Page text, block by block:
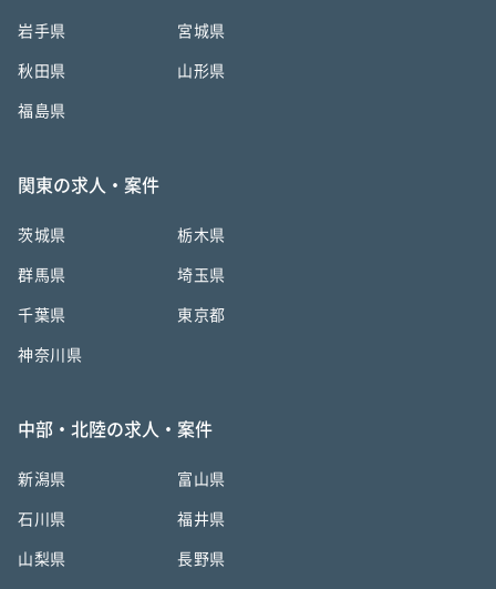
岩手県 宮城県
秋田県 山形県
福島県
関東の求人・案件
茨城県 栃木県
群馬県 埼玉県
千葉県 東京都
神奈川県
中部・北陸の求人・案件
新潟県 富山県
石川県 福井県
山梨県 長野県